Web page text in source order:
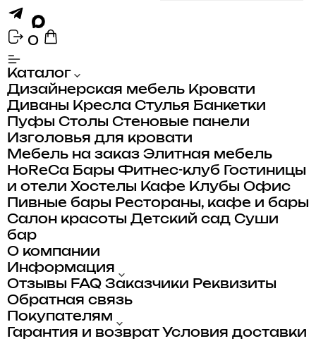
0
Каталог
Дизайнерская мебель Кровати
Диваны Кресла Стулья Банкетки
Пуфы Столы Стеновые панели
Изголовья для кровати
Мебель на заказ Элитная мебель
HoReCa Бары Фитнес-клуб
Гостиницы
и отели Хостелы Кафе Клубы Офис
Пивные бары Рестораны, кафе и бары
Салон красоты Детский сад Суши
бар
О компании
Информация
Отзывы FAQ Заказчики Реквизиты
Обратная связь
Покупателям
Гарантия и возврат Условия доставки